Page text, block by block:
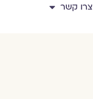
צרו קשר